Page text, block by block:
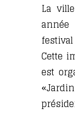
La
Cette
est